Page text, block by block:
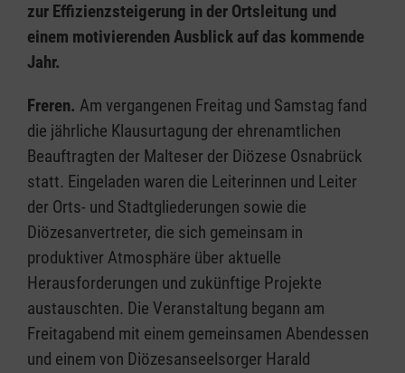
zur Effizienzsteigerung in der Ortsleitung und
einem motivierenden Ausblick auf das kommende
Jahr.
Freren. Am vergangenen Freitag und Samstag fand
die jährliche Klausurtagung der ehrenamtlichen
Beauftragten der Malteser der Diözese Osnabrück
statt. Eingeladen waren die Leiterinnen und Leiter
der Orts- und Stadtgliederungen sowie die
Diözesanvertreter, die sich gemeinsam in
produktiver Atmosphäre über aktuelle
Herausforderungen und zukünftige Projekte
austauschten. Die Veranstaltung begann am
Freitagabend mit einem gemeinsamen Abendessen
und einem von Diözesanseelsorger Harald